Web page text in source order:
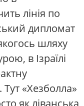
лінія по
дипломат
шляху
в Ізраїлі
«Хезболла»